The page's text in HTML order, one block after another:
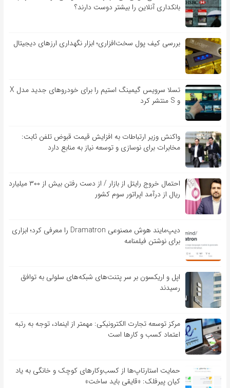
بانکداری آنلاین را بیشتر دوست دارند؟
بررسی کیف‌ پول سخت‌افزاری؛ ابزار نگهداری ارزهای دیجیتال
تسلا سرویس گیمینگ استیم را برای خودروهای جدید مدل X
و S منتشر کرد
واکنش وزیر ارتباطات به افزایش قیمت قبوض تلفن ثابت:
مخابرات برای نوسازی و توسعه نیاز به منابع دارد
احتمال خروج رایتل از بازار / از دست رفتن بیش از ۳۰۰ میلیارد
ریال از درآمد اپراتور سوم کشور
دیپ‌مایند هوش مصنوعی Dramatron را معرفی کرد؛ ابزاری
برای نوشتن فیلمنامه
اپل و اریکسون بر سر پتنت‌های شبکه‌های سلولی به توافق
رسیدند
مرکز توسعه تجارت الکترونیکی: مهمتر از اینماد، توجه به رتبه
اعتماد کسب و کارها است
حمایت استارتاپ‌ها از کسب‌وکارهای کوچک و خانگی به یاد
کیان پیرفلک: «قایقی باید ساخت»